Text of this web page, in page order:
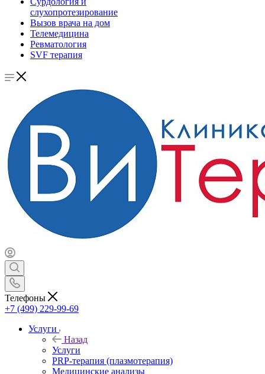
слухопротезирование
Вызов врача на дом
Телемедицина
Ревматология
SVF терапия
Телефоны
+7 (499) 229-99-69
Услуги
Назад
Услуги
PRP-терапия (плазмотерапия)
Медицинские анализы